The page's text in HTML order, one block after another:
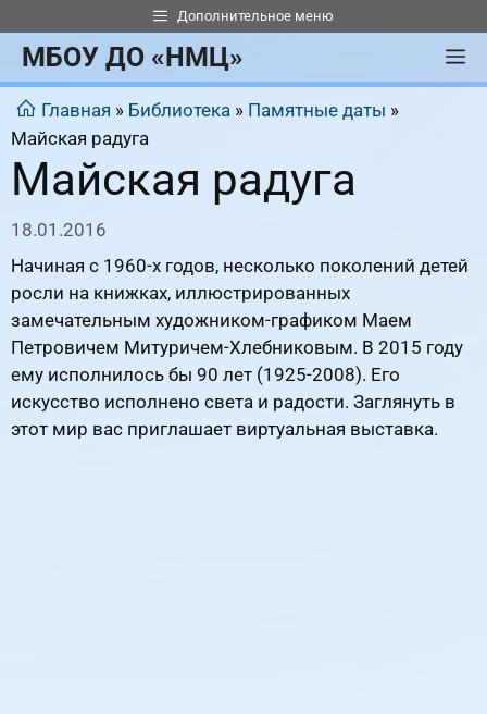
к
содержимому
Дополнительное меню
МБОУ ДО «НМЦ»
Главная » Библиотека » Памятные даты »
Майская радуга
Майская радуга
18.01.2016
Начиная с 1960-х годов, несколько поколений детей
росли на книжках, иллюстрированных
замечательным художником-графиком Маем
Петровичем Митуричем-Хлебниковым. В 2015 году
ему исполнилось бы 90 лет (1925-2008). Его
искусство исполнено света и радости. Заглянуть в
этот мир вас приглашает виртуальная выставка.